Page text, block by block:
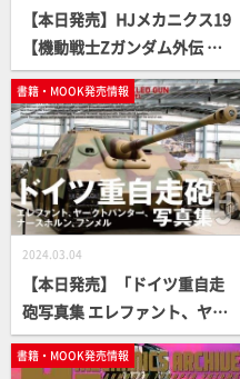
【本日発売】HJメカニクス19
【機動戦士Zガンダム外伝 ア
ドバンス・オブ・Z ティター
ンズの旗のもとに】
書籍・MOOK発売情報
2024.03.04
【本日発売】「ドイツ重自走
砲写真集 エレファント、ヤー
クトパンター、ナースホル
ン、フンメル」【HJ MILITAR
書籍・MOOK発売情報